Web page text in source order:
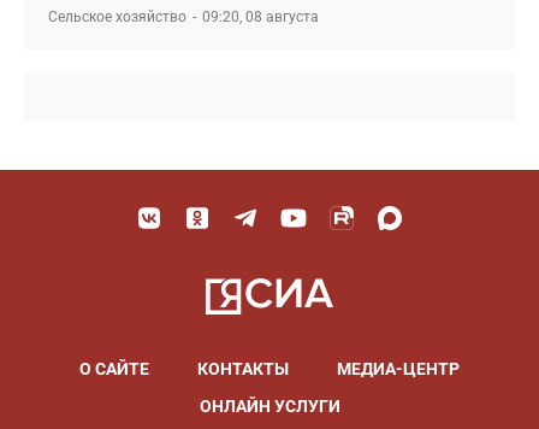
Сельское хозяйство 09:20, 08 августа
О САЙТЕ КОНТАКТЫ
МЕДИА-ЦЕНТР
ОНЛАЙН УСЛУГИ